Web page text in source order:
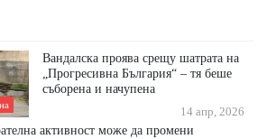
Вандалска проява срещу шатрата на
„Прогресивна България“ – тя беше
съборена и начупена
14 апр, 2026
активност може да промени